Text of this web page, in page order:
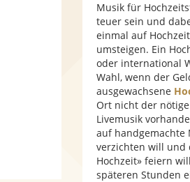
Musik für
teuer sein und
einmal auf
umsteigen. Ein
oder international
Wahl, wenn der
ausgewachsene
Ort nicht der
Livemusik
auf handgemachte
verzichten will und
Hochzeit» feiern
späteren Stunden